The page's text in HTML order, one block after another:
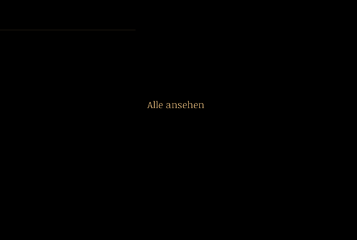
Alle ansehen